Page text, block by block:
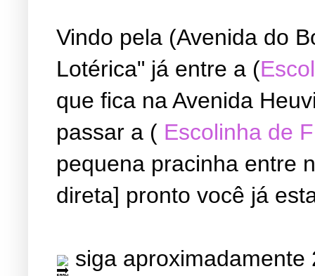
Vindo pela (Avenida do
Lotérica" já entre a (
que fica na Avenida
passar a ( Escolinha de
pequena pracinha entre
direta] pronto você já
siga